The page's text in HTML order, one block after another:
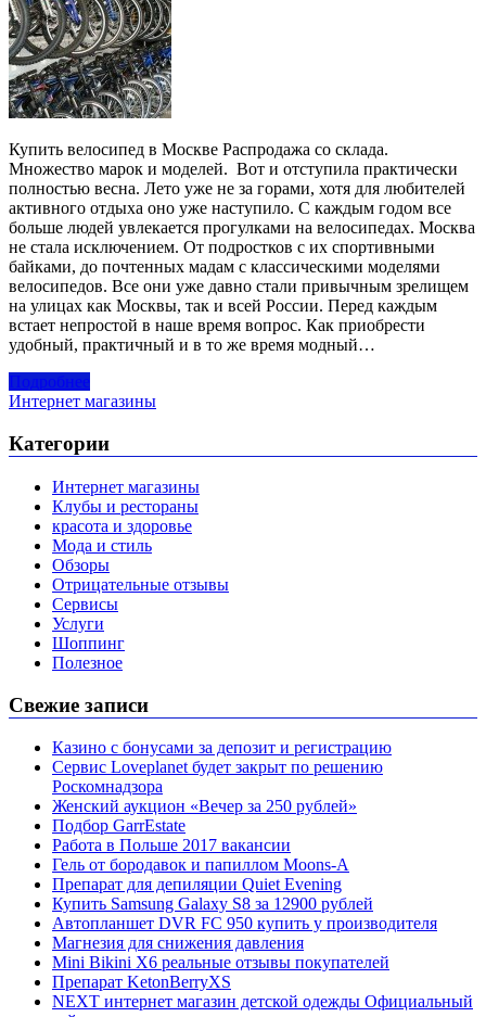
Купить велосипед в Москве Распродажа со склада.
Множество марок и моделей. Вот и отступила практически
полностью весна. Лето уже не за горами, хотя для любителей
активного отдыха оно уже наступило. С каждым годом все
больше людей увлекается прогулками на велосипедах. Москва
не стала исключением. От подростков с их спортивными
байками, до почтенных мадам с классическими моделями
велосипедов. Все они уже давно стали привычным зрелищем
на улицах как Москвы, так и всей России. Перед каждым
встает непростой в наше время вопрос. Как приобрести
удобный, практичный и в то же время модный…
Подробнее
Интернет магазины
Категории
Интернет магазины
Клубы и рестораны
красота и здоровье
Мода и стиль
Обзоры
Отрицательные отзывы
Сервисы
Услуги
Шоппинг
Полезное
Свежие записи
Казино с бонусами за депозит и регистрацию
Сервис Loveplanet будет закрыт по решению
Роскомнадзора
Женский аукцион «Вечер за 250 рублей»
Подбор GarrEstate
Работа в Польше 2017 вакансии
Гель от бородавок и папиллом Moons-A
Препарат для депиляции Quiet Evening
Купить Samsung Galaxy S8 за 12900 рублей
Автопланшет DVR FC 950 купить у производителя
Магнезия для снижения давления
Mini Bikini X6 реальные отзывы покупателей
Препарат KetonBerryХS
NEXT интернет магазин детской одежды Официальный